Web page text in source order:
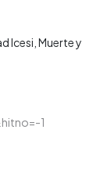
Icesi Muerte y
1